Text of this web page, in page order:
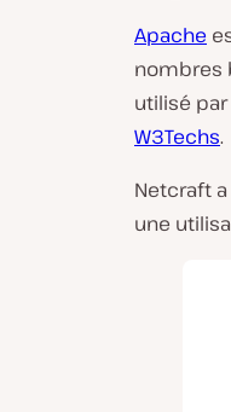
Apache
nombres
utilisé
W3Techs.
Netcraft
une